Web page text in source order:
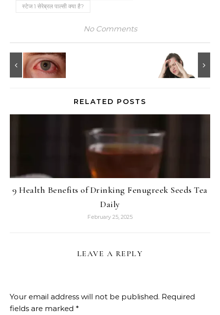
स्टेज 1 सेरेब्रल पाल्सी क्या है?
No Comments
RELATED POSTS
9 Health Benefits of Drinking Fenugreek Seeds Tea
Daily
February 25, 2025
LEAVE A REPLY
Your email address will not be published. Required
fields are marked *